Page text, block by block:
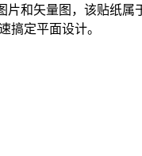
和矢量图，该贴纸
搞定平面设计。